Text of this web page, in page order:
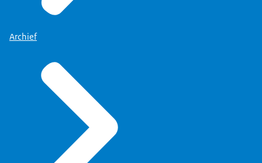
zien te brengen door elkaar goed te
Dat was vanaf het begin
heel erg duidelijk.
Er was een aparte
directeur-generaal Koninkrijksrelaties.
Toen nog niet, maar
die is er nu wel.
Archief